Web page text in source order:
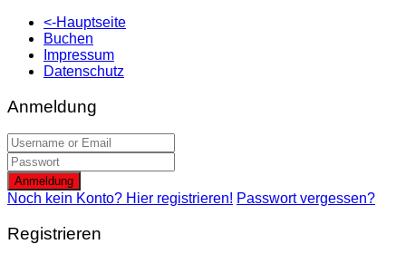
<-Hauptseite
Buchen
Impressum
Datenschutz
Anmeldung
Anmeldung
Noch kein Konto? Hier registrieren! Passwort vergessen?
Registrieren